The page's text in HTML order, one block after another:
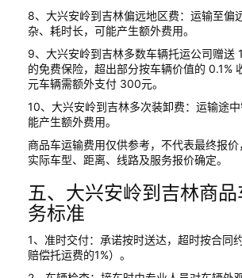
8、大兴安岭到吉林偏远地区费：运输至偏
杂、耗时长，可能产生额外费用。
9、大兴安岭到吉林多数车辆托运公司赠送
的免费保险，超出部分按车辆价值的 0.1%
元车辆需额外支付 300元。
10、大兴安岭到吉林多次装卸费：运输途
能产生额外费用。
商品车运输费用仅供参考，不代表最终报
实际车型、距离、线路及服务报价确定。
五、大兴安岭到吉林商
务标准
1、准时交付：承诺按时送达，超时按合同
赔偿托运费的1%）。